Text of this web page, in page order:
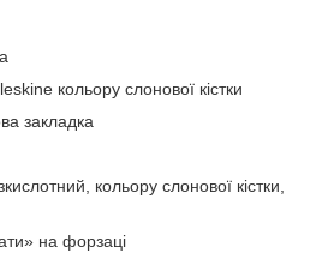
кольору слонової кістки
закладка
кольору слонової кістки,
на форзаці